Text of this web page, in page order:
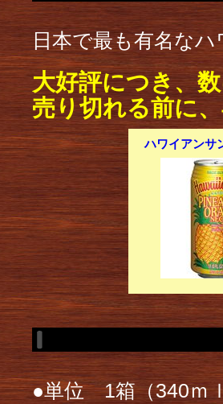
日本で最も有名な
大好評につき、
売り切れる前に
ハワイアンサ
●単位 1箱（340ｍ